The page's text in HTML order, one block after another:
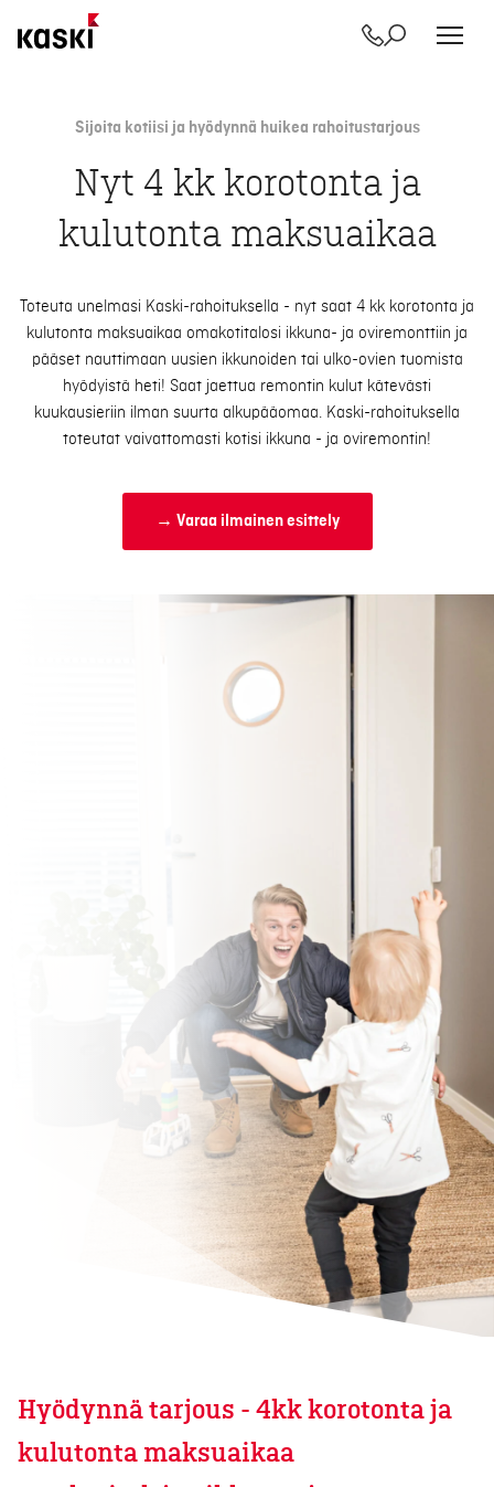
Yhteystiedot
Etsi
Sijoita kotiisi ja hyödynnä huikea rahoitustarjous
Nyt 4 kk korotonta ja
kulutonta maksuaikaa
Toteuta unelmasi Kaski-rahoituksella - nyt saat 4 kk korotonta ja
kulutonta maksuaikaa omakotitalosi ikkuna- ja oviremonttiin ja
pääset nauttimaan uusien ikkunoiden tai ulko-ovien tuomista
hyödyistä heti! Saat jaettua remontin kulut kätevästi
kuukausieriin ilman suurta alkupääomaa. Kaski-rahoituksella
toteutat vaivattomasti kotisi ikkuna - ja oviremontin!
→ Varaa ilmainen esittely
Hyödynnä tarjous - 4kk korotonta ja
kulutonta maksuaikaa